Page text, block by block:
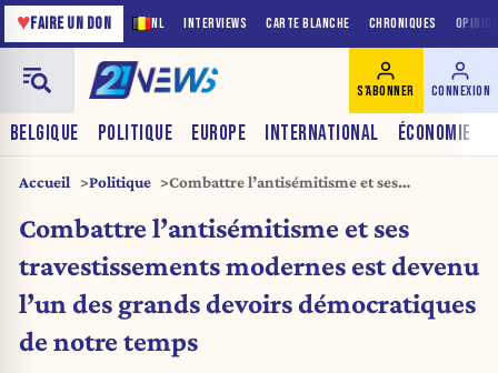
NL INTERVIEWS CARTE BLANCHE CHRONIQUES
♥FAIRE UN DON
BELGIQUE POLITIQUE EUROPE INTERNATIONAL ÉCONOMIE
S'ABONNER CONNEXION
Accueil Politique
Combattre l’antisémitisme et ses
des grands devoirs démocratiques de notre
Combattre l’antisémitisme et ses
travestissements modernes est devenu
l’un des grands devoirs démocratiques
de notre temps